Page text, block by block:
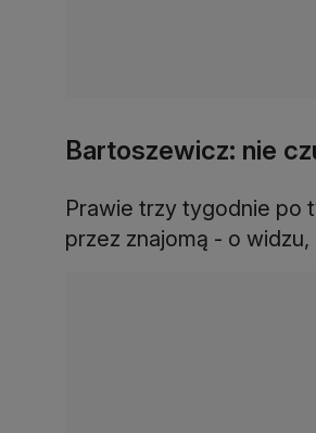
Bartoszewicz: nie
Prawie trzy tygodnie po
przez znajomą - o